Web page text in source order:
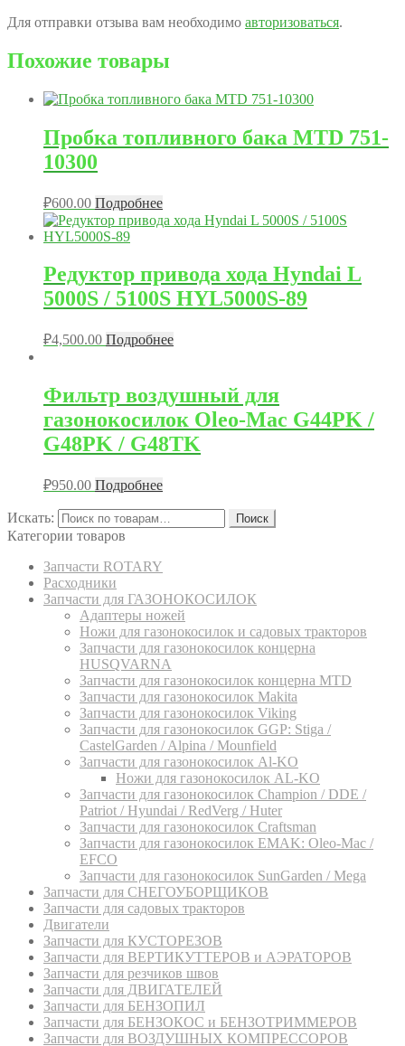
Для отправки отзыва вам необходимо авторизоваться.
Похожие товары
Пробка топливного бака MTD 751-
10300
₽600.00 Подробнее
Редуктор привода хода Hyndai L
5000S / 5100S HYL5000S-89
₽4,500.00 Подробнее
Фильтр воздушный для
газонокосилок Oleo-Mac G44PK /
G48PK / G48TK
₽950.00 Подробнее
Искать: Поиск
Категории товаров
Запчасти ROTARY
Расходники
Запчасти для ГАЗОНОКОСИЛОК
Адаптеры ножей
Ножи для газонокосилок и садовых тракторов
Запчасти для газонокосилок концерна
HUSQVARNA
Запчасти для газонокосилок концерна MTD
Запчасти для газонокосилок Makita
Запчасти для газонокосилок Viking
Запчасти для газонокосилок GGP: Stiga /
CastelGarden / Alpina / Mounfield
Запчасти для газонокосилок Al-KO
Ножи для газонокосилок AL-KO
Запчасти для газонокосилок Champion / DDE /
Patriot / Hyundai / RedVerg / Huter
Запчасти для газонокосилок Craftsman
Запчасти для газонокосилок EMAK: Oleo-Mac /
EFCO
Запчасти для газонокосилок SunGarden / Mega
Запчасти для СНЕГОУБОРЩИКОВ
Запчасти для садовых тракторов
Двигатели
Запчасти для КУСТОРЕЗОВ
Запчасти для ВЕРТИКУТТЕРОВ и АЭРАТОРОВ
Запчасти для резчиков швов
Запчасти для ДВИГАТЕЛЕЙ
Запчасти для БЕНЗОПИЛ
Запчасти для БЕНЗОКОС и БЕНЗОТРИММЕРОВ
Запчасти для ВОЗДУШНЫХ КОМПРЕССОРОВ